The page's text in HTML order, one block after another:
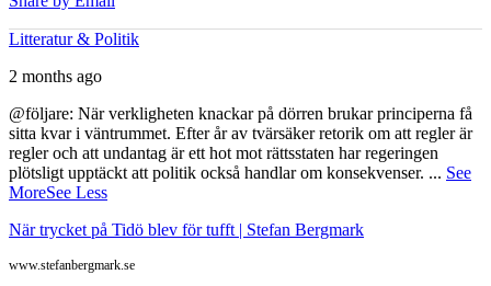
Litteratur & Politik
2 months ago
@följare: När verkligheten knackar på dörren brukar principerna få
sitta kvar i väntrummet. Efter år av tvärsäker retorik om att regler är
regler och att undantag är ett hot mot rättsstaten har regeringen
plötsligt upptäckt att politik också handlar om konsekvenser. ... See
MoreSee Less
När trycket på Tidö blev för tufft | Stefan Bergmark
www.stefanbergmark.se